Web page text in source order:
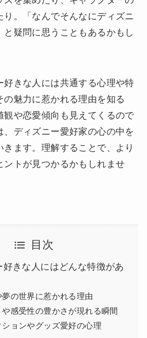
り。「なんでそんなにディズニ
と疑問に思うこともあるかもし
好きな人には共通する心理や特
の魅力に惹かれる理由を知る
観や恋愛傾向も見えてくるので
、ディズニー愛好家の心の中を
ます。理解することで、より
ントが見つかるかもしれませ
目次
好きな人にはどんな特徴があ
夢の世界に惹かれる理由
や感受性の豊かさが現れる瞬間
ションやグッズ愛好の心理